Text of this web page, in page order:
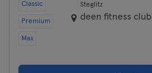
Classic
Premium
Max
Steglitz
deen fitness club